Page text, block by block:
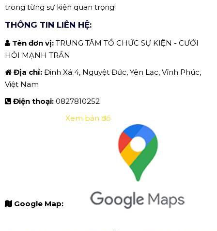
trong từng sự kiện quan trọng!
THÔNG TIN LIÊN HỆ:
Tên đơn vị: TRUNG TÂM TỔ CHỨC SỰ KIỆN - CƯỚI
HỎI MẠNH TRẦN
Địa chỉ: Đinh Xá 4, Nguyệt Đức, Yên Lạc, Vĩnh Phúc,
Việt Nam
Điện thoại: 0827810252
Google Map:
Xem bản đồ